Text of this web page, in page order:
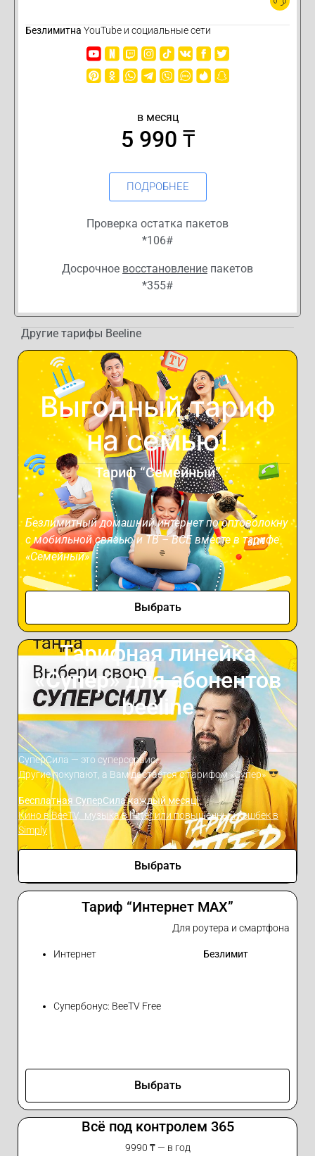
Безлимитна YouTube и социальные сети
в месяц
5 990 ₸
ПОДРОБНЕЕ
Проверка остатка пакетов
*106#
Досрочное восстановление пакетов
*355#
Другие тарифы Beeline
Выгодный тариф
на семью!
Тариф “Семейный”
Безлимитный домашний интернет по оптоволокну
с мобильной связью и ТВ – ВСЕ вместе в тарифе
«Семейный»
Выбрать
Тарифная линейка
«Супер» для абонентов
beeline
СуперСила — это суперсервис.
Другие покупают, а Вам достаётся с тарифом «Супер»
Бесплатная СуперСила каждый месяц!
Кино в BeeTV, музыка в hitter или повышенный кэшбек в
Simply
Выбрать
Тариф “Интернет MAX”
Для роутера и смартфона
Интернет Безлимит
Супербонус: BeeTV Free
Выбрать
Всё под контролем 365
9990 ₸ — в год